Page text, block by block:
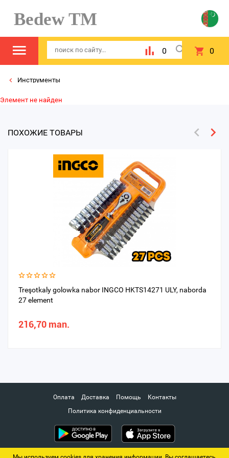
Bedew TM
0 0
Инструменты
Элемент не найден
ПОХОЖИЕ ТОВАРЫ
Treşotkaly golowka nabor INGCO HKTS14271 ULY, naborda
27 element
216,70 man.
Оплата Доставка Помощь
Контакты
Политика конфиденциальности